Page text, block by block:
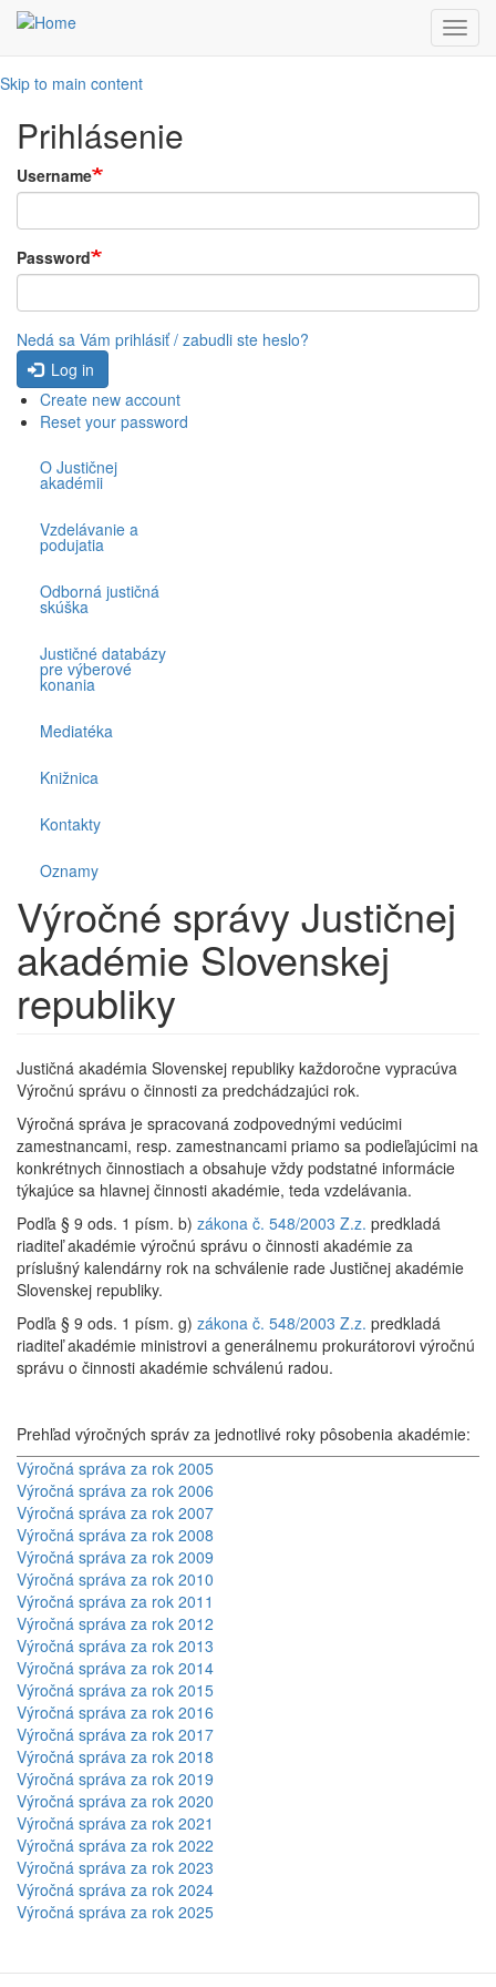
Skip to main content
Prihlásenie
Username
Password
Nedá sa Vám prihlásiť / zabudli ste heslo?
Log in
Create new account
Reset your password
O Justičnej
akadémii
Vzdelávanie a
podujatia
Odborná justičná
skúška
Justičné databázy
pre výberové
konania
Mediatéka
Knižnica
Kontakty
Oznamy
Výročné správy Justičnej
akadémie Slovenskej
republiky
Justičná akadémia Slovenskej republiky každoročne vypracúva
Výročnú správu o činnosti za predchádzajúci rok.
Výročná správa je spracovaná zodpovednými vedúcimi
zamestnancami, resp. zamestnancami priamo sa podieľajúcimi na
konkrétnych činnostiach a obsahuje vždy podstatné informácie
týkajúce sa hlavnej činnosti akadémie, teda vzdelávania.
Podľa § 9 ods. 1 písm. b) zákona č. 548/2003 Z.z. predkladá
riaditeľ akadémie výročnú správu o činnosti akadémie za
príslušný kalendárny rok na schválenie rade Justičnej akadémie
Slovenskej republiky.
Podľa § 9 ods. 1 písm. g) zákona č. 548/2003 Z.z. predkladá
riaditeľ akadémie ministrovi a generálnemu prokurátorovi výročnú
správu o činnosti akadémie schválenú radou.
Prehľad výročných správ za jednotlivé roky pôsobenia akadémie:
Výročná správa za rok 2005
Výročná správa za rok 2006
Výročná správa za rok 2007
Výročná správa za rok 2008
Výročná správa za rok 2009
Výročná správa za rok 2010
Výročná správa za rok 2011
Výročná správa za rok 2012
Výročná správa za rok 2013
Výročná správa za rok 2014
Výročná správa za rok 2015
Výročná správa za rok 2016
Výročná správa za rok 2017
Výročná správa za rok 2018
Výročná správa za rok 2019
Výročná správa za rok 2020
Výročná správa za rok 2021
Výročná správa za rok 2022
Výročná správa za rok 2023
Výročná správa za rok 2024
Výročná správa za rok 2025